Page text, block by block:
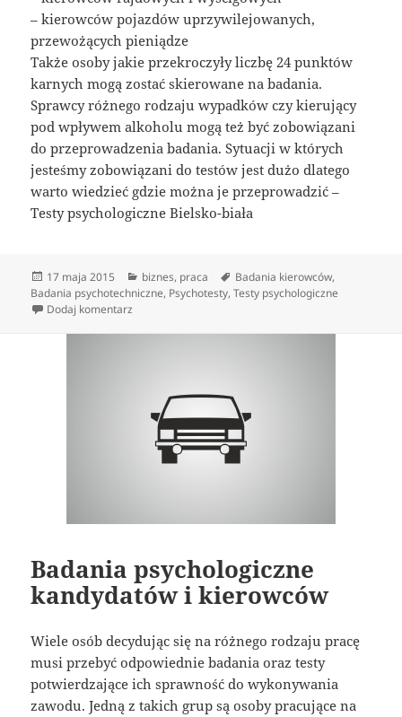
– kierowców pojazdów uprzywilejowanych,
przewożących pieniądze
Także osoby jakie przekroczyły liczbę 24 punktów
karnych mogą zostać skierowane na badania.
Sprawcy różnego rodzaju wypadków czy kierujący
pod wpływem alkoholu mogą też być zobowiązani
do przeprowadzenia badania. Sytuacji w których
jesteśmy zobowiązani do testów jest dużo dlatego
warto wiedzieć gdzie można je przeprowadzić –
Testy psychologiczne Bielsko-biała
Data
publikacji
17 maja 2015 Kategorie
biznes, praca Tagi
Badania kierowców,
Badania psychotechniczne, Psychotesty,Testy psychologiczne
Dodaj komentarz
Badania psychologiczne
kandydatów i kierowców
Wiele osób decydując się na różnego rodzaju pracę
musi przebyć odpowiednie badania oraz testy
potwierdzające ich sprawność do wykonywania
zawodu. Jedną z takich grup są osoby pracujące na